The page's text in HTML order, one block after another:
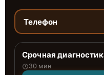
Телефон
Срочная
30 мин